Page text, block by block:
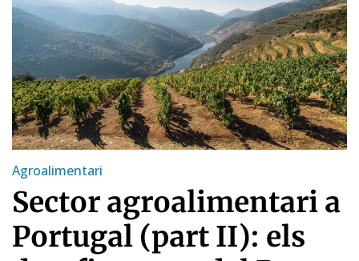
Agroalimentari
Sector agroalimentari a
Portugal (part II): els